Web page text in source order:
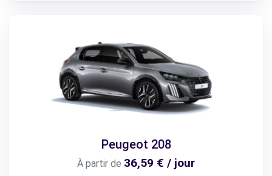
Peugeot 208
À partir de 36,59 € / jour